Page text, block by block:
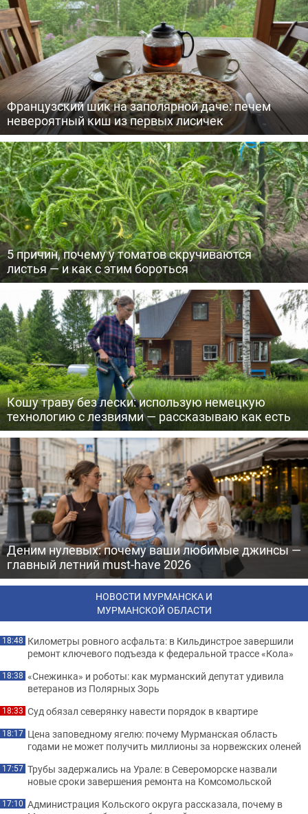
Французский шик на заполярной даче: печем
невероятный киш из первых лисичек
5 причин, почему у томатов скручиваются
листья — и как с этим бороться
Кошу траву без лески: использую немецкую
технологию с лезвиями — рассказываю как есть
Деним нулевых: почему ваши любимые джинсы —
главный летний must-have 2026
НОВОСТИ МУРМАНСКА И
МУРМАНСКОЙ ОБЛАСТИ
18:48 Километры ровного асфальта: в Кильдинстрое завершили
ремонт ключевого подъезда к федеральной трассе «Кола»
18:38 «Снежинка» и роботы: как мурманский депутат удивила
ветеранов из Полярных Зорь
18:33 Суд обязал северянку навести порядок в квартире
18:17 Цена заповедному ягелю: почему Мурманская область
годами не может получить миллионы за норвежских оленей
17:57 Трубы задержались на Урале: в Североморске назвали
новые сроки завершения ремонта на Комсомольской
17:10 Администрация Кольского округа рассказала, почему в